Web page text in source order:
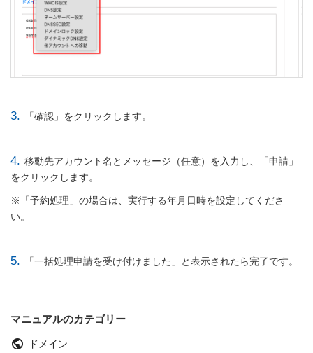
3. 「確認」をクリックします。
4. 移動先アカウント名とメッセージ（任意）を入力し、「申請」
をクリックします。
※「予約処理」の場合は、実行する年月日時を設定してくださ
い。
5. 「一括処理申請を受け付けました」と表示されたら完了です。
マニュアルのカテゴリー
public ドメイン